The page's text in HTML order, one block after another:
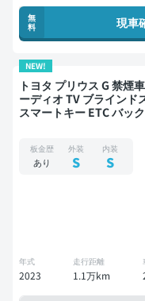
無
料
現車
NEW!
トヨタ プリウス G 禁煙車 整備記録簿あり ディスプレイオ
ーディオ TV ブラインド
スマートキー ETC バッ
板金歴
あり
外装
S
内装
S
年式
2023
走行距離
1.1万km